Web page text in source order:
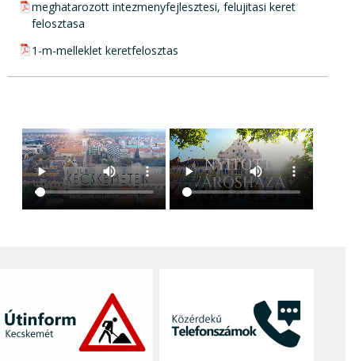
meghatarozott intezmenyfejlesztesi, felujitasi keret
felosztasa
pdf csatolmány:
1-m-melleklet keretfelosztas